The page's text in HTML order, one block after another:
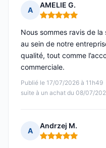
A
AMELIE G.
Note : 5 sur 5
Publié le 17/07/2026 à 11h49
suite à un achat du 08/07/
Nous sommes ravis de
au sein de notre
qualité, tout comme
commerciale.
A
Andrzej M.
Note : 5 sur 5